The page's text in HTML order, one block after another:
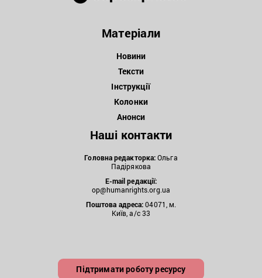
Матеріали
Новини
Тексти
Інструкції
Колонки
Анонси
Наші контакти
Головна редакторка:Ольга
Падірякова
E-mail редакції:
op@humanrights.org.ua
Поштова адреса:04071, м.
Київ, а/с 33
Підтримати роботу ресурсу